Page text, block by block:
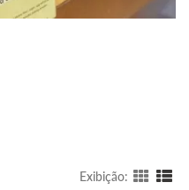
Exibição: